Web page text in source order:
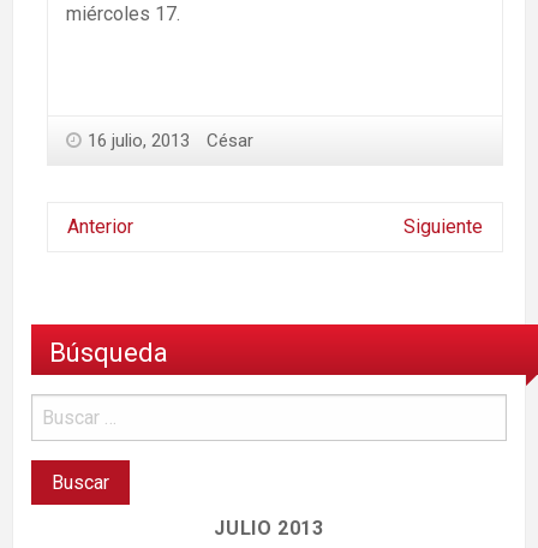
miércoles 17.
16 julio, 2013 César
Anterior Siguiente
Búsqueda
JULIO 2013